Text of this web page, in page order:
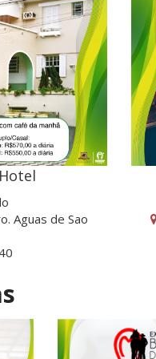
Aguas de Sao